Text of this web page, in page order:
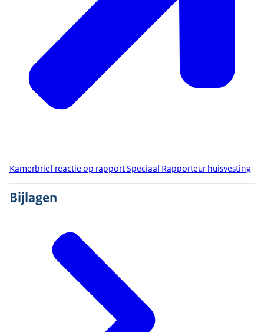
Kamerbrief reactie op rapport Speciaal Rapporteur huisvesting
Bijlagen